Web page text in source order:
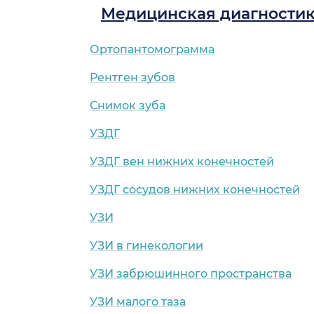
Медицинская
Ортопантомограмма
Рентген зубов
Снимок зуба
УЗДГ
УЗДГ вен нижних конечностей
УЗДГ сосудов нижних конечностей
УЗИ
УЗИ в гинекологии
УЗИ забрюшинного пространства
УЗИ малого таза